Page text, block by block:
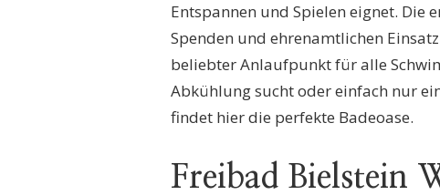
Entspannen und Spielen eignet. Die
Spenden und ehrenamtlichen
beliebter Anlaufpunkt für alle
Abkühlung sucht oder einfach nur
findet hier die perfekte Badeoase.
Freibad Bielstein